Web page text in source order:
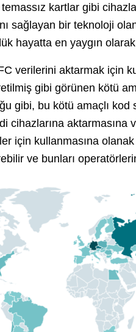
temassız kartlar gibi
sağlayan bir teknoloji
hayatta en yaygın
verilerini aktarmak için
gibi görünen kötü
gibi, bu kötü amaçlı kod
cihazlarına aktarmasına
için kullanmasına olanak
ve bunları